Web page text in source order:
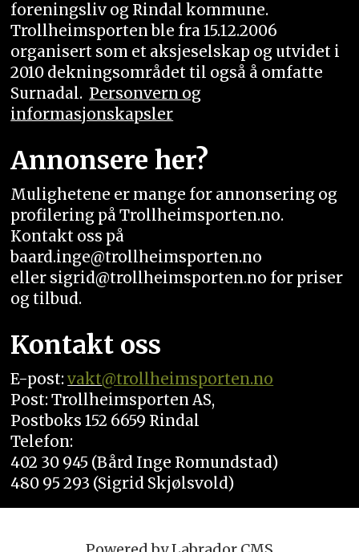
foreningsliv og Rindal kommune.
Trollheimsporten ble fra 15.12.2006
organisert som et aksjeselskap og utvidet i
2010 dekningsområdet til også å omfatte
Surnadal. Personvern og
informasjonskapsler
Annonsere her?
Mulighetene er mange for annonsering og
profilering på Trollheimsporten.no.
Kontakt oss på
baard.inge@trollheimsporten.no
eller sigrid@trollheimsporten.no for priser
og tilbud.
Kontakt oss
E-post:vakt@trollheimsporten.no
Post: Trollheimsporten AS,
Postboks 152 6659 Rindal
Telefon:
402 30 945 (Bård Inge Romundstad)
480 95 293 (Sigrid Skjølsvold)